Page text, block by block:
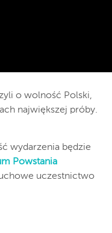
o wolność Polski,
największej próby.
wydarzenia będzie
Powstania
uczestnictwo